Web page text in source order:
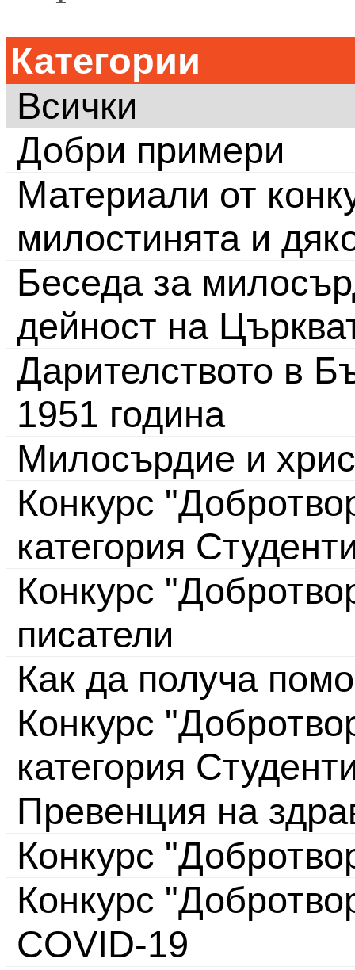
Категории
Всички
Добри примери
Материали от
милостинята и
Беседа за
дейност на
Дарителството в
1951 година
Милосърдие и
Конкурс
категория
Конкурс
писатели
Как да получа
Конкурс
категория
Превенция на
Конкурс
Конкурс
COVID-19